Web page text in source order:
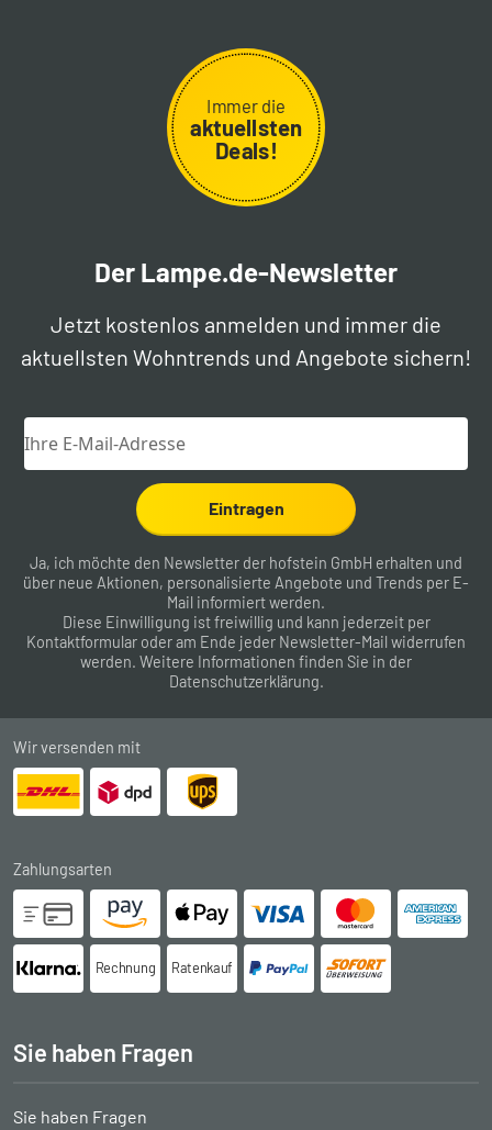
Immer die
aktuellsten
Deals!
Der Lampe.de-Newsletter
Jetzt kostenlos anmelden und immer die
aktuellsten Wohntrends und Angebote sichern!
Eintragen
Ja, ich möchte den Newsletter der hofstein GmbH erhalten und
über neue Aktionen, personalisierte Angebote und Trends per E-
Mail informiert werden.
Diese Einwilligung ist freiwillig und kann jederzeit per
Kontaktformular oder am Ende jeder Newsletter-Mail widerrufen
werden. Weitere Informationen finden Sie in der
Datenschutzerklärung.
Wir versenden mit
Zahlungsarten
Rechnung Ratenkauf
Sie haben Fragen
Sie haben Fragen